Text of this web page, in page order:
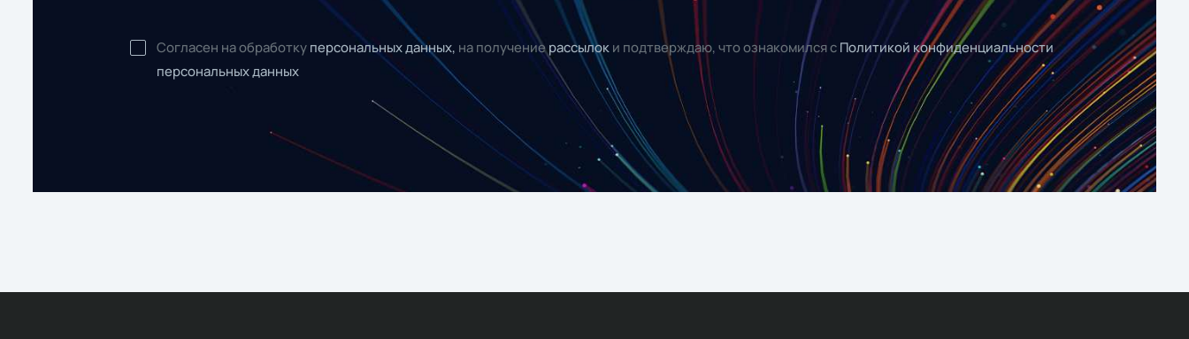
Согласен на обработку персональных данных, на получениерассылок и подтверждаю, что ознакомился с Политикой конфиденциальности
персональных данных